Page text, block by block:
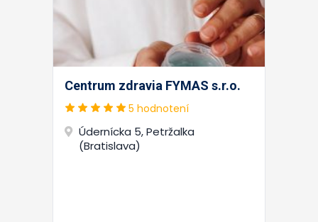
Centrum zdravia FYMAS s.r.o.
5 hodnotení
Údernícka 5, Petržalka
(Bratislava)